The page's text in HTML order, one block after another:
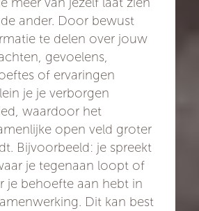
ander. Door bewust
te delen over jouw
gevoelens,
of ervaringen
je je verborgen
waardoor het
open veld groter
Bijvoorbeeld: je spreekt
je tegenaan loopt of
je behoefte aan hebt in
Dit kan best